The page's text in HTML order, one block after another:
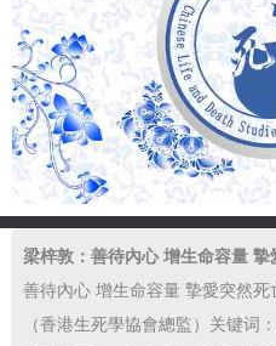
梁梓敦：善待內心 增生命容量
善待內心 增生命容量 摯愛突然
（香港生死學協會總監）关键词